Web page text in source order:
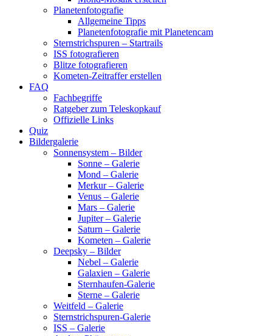
Planetenfotografie
Allgemeine Tipps
Planetenfotografie mit Planetencam
Sternstrichspuren – Startrails
ISS fotografieren
Blitze fotografieren
Kometen-Zeitraffer erstellen
FAQ
Fachbegriffe
Ratgeber zum Teleskopkauf
Offizielle Links
Quiz
Bildergalerie
Sonnensystem – Bilder
Sonne – Galerie
Mond – Galerie
Merkur – Galerie
Venus – Galerie
Mars – Galerie
Jupiter – Galerie
Saturn – Galerie
Kometen – Galerie
Deepsky – Bilder
Nebel – Galerie
Galaxien – Galerie
Sternhaufen-Galerie
Sterne – Galerie
Weitfeld – Galerie
Sternstrichspuren-Galerie
ISS – Galerie